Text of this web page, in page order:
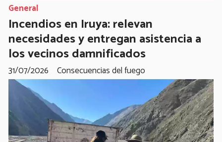
Incendios en Iruya: relevan
necesidades y entregan asistencia a
los vecinos damnificados
Consecuencias del fuego
General
31/07/2026